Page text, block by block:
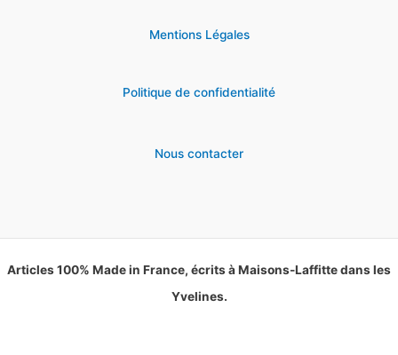
Mentions Légales
Politique de confidentialité
Nous contacter
Articles 100% Made in France, écrits à Maisons-Laffitte dans les
Yvelines.